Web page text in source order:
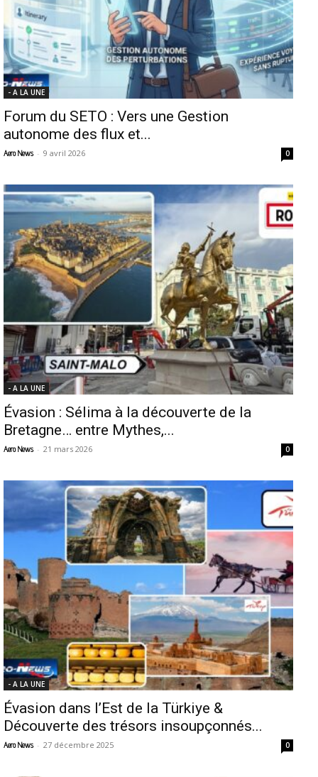
- A LA UNE
Forum du SETO : Vers une Gestion
autonome des flux et...
Aero News - 9 avril 2026 0
- A LA UNE
Évasion : Sélima à la découverte de la
Bretagne… entre Mythes,...
Aero News - 21 mars 2026 0
- A LA UNE
Évasion dans l’Est de la Türkiye &
Découverte des trésors insoupçonnés...
Aero News - 27 décembre 2025 0